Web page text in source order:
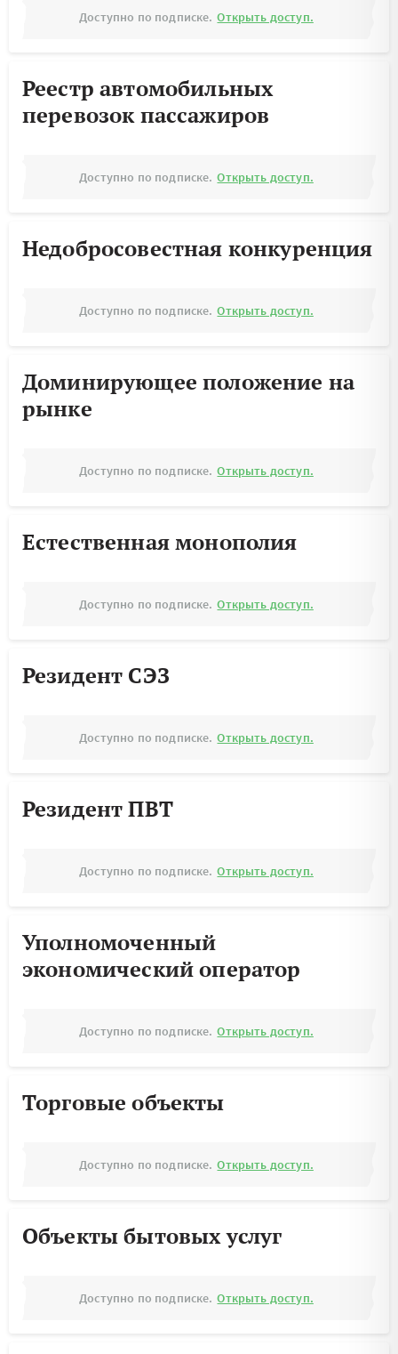
Доступно по подписке. Открыть доступ.
Реестр автомобильных
перевозок пассажиров
Доступно по подписке. Открыть доступ.
Недобросовестная конкуренция
Доступно по подписке. Открыть доступ.
Доминирующее положение на
рынке
Доступно по подписке. Открыть доступ.
Естественная монополия
Доступно по подписке. Открыть доступ.
Резидент СЭЗ
Доступно по подписке. Открыть доступ.
Резидент ПВТ
Доступно по подписке. Открыть доступ.
Уполномоченный
экономический оператор
Доступно по подписке. Открыть доступ.
Торговые объекты
Доступно по подписке. Открыть доступ.
Объекты бытовых услуг
Доступно по подписке. Открыть доступ.